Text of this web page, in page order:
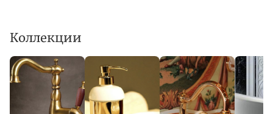
Коллекции